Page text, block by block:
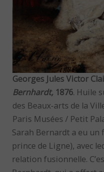
Georges Jules Victor
Bernhardt,1876. Huile
des Beaux-arts de la
Paris Musées / Petit
Sarah Bernardt a eu un
prince de Ligne), avec
relation fusionnelle.